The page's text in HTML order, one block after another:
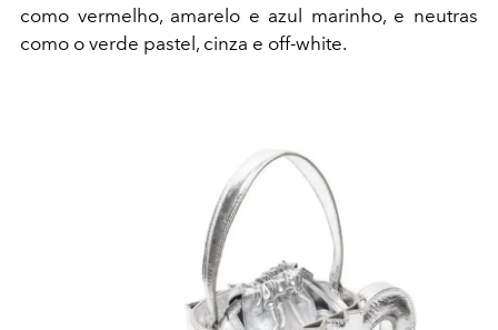
como vermelho, amarelo e azul marinho, e neutras
como o verde pastel, cinza e off-white.